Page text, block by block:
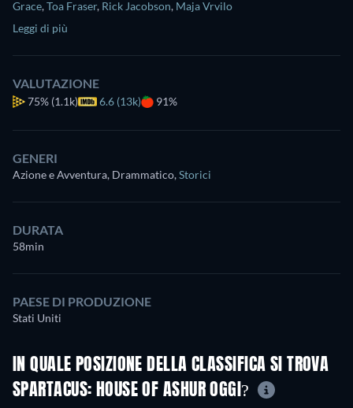
Grace,Toa Fraser, Rick Jacobson, Maja Vrvilo
Leggi di più
VALUTAZIONE
75% (1.1k) 6.6 (13k) 91%
GENERI
Azione e Avventura, Drammatico,Storici
DURATA
58min
PAESE DI PRODUZIONE
Stati Uniti
IN QUALE POSIZIONE DELLA CLASSIFICA SI TROVA
SPARTACUS: HOUSE OF ASHUR OGGI?